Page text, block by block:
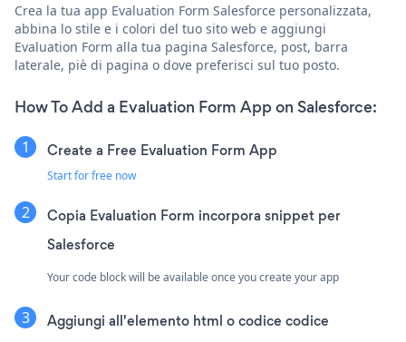
Crea la tua app Evaluation Form Salesforce personalizzata,
abbina lo stile e i colori del tuo sito web e aggiungi
Evaluation Form alla tua pagina Salesforce, post, barra
laterale, piè di pagina o dove preferisci sul tuo posto.
How To Add a Evaluation Form App on Salesforce:
Create a Free Evaluation Form App
Start for free now
Copia Evaluation Form incorpora snippet per
Salesforce
Your code block will be available once you create your app
Aggiungi all'elemento html o codice codice